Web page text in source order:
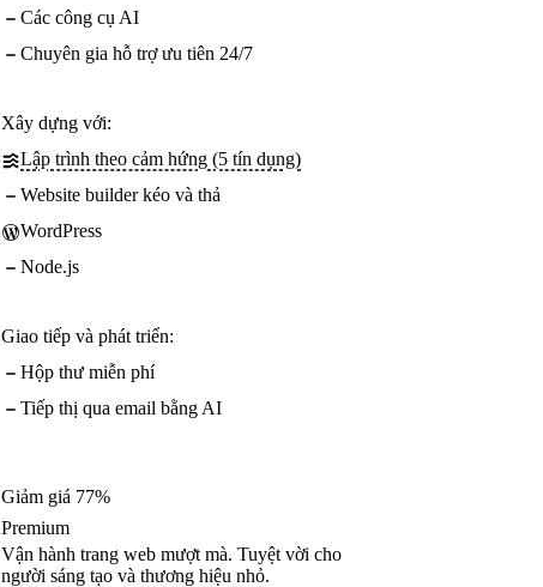
Các công cụ AI
Chuyên gia hỗ trợ ưu tiên 24/7
Xây dựng với:
Lập trình theo cảm hứng (5 tín dụng)
Website builder kéo và thả
WordPress
Node.js
Giao tiếp và phát triển:
Hộp thư miễn phí
Tiếp thị qua email bằng AI
Giảm giá 77%
Premium
Vận hành trang web mượt mà. Tuyệt vời cho
người sáng tạo và thương hiệu nhỏ.